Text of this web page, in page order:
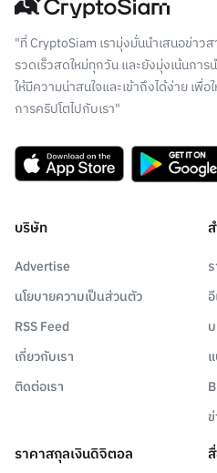
"ที่ CryptoSiam เรามุ่งมั่นนำเสนอข่าว
รวดเร็วสดใหม่ทุกวัน และยังมุ่งเน้นการ
ให้มีความน่าสนใจและเข้าถึงได้ง่าย เพื่
การคริปโตไปกับเรา"
บริษัท
Advertise
นโยบายความเป็นส่วนตัว
RSS Feed
เกี่ยวกับเรา
ติดต่อเรา
ราคาสกุลเงินดิจิตอล